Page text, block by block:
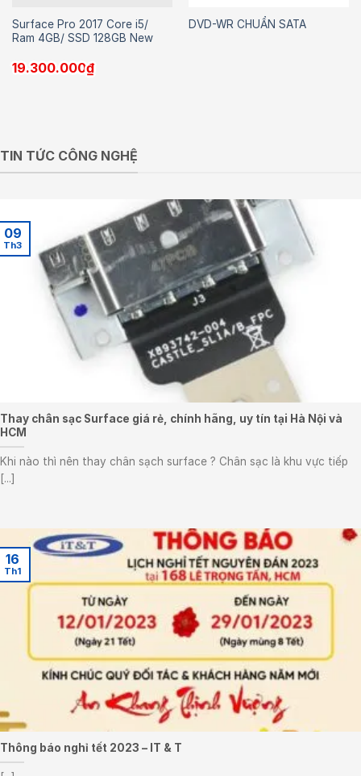
Surface Pro 2017 Core i5/
Ram 4GB/ SSD 128GB New
19.300.000₫
DVD-WR CHUẨN SATA
TIN TỨC CÔNG NGHỆ
Thay chân sạc Surface giá rẻ, chính hãng, uy tín tại Hà Nội và
HCM
Khi nào thì nên thay chân sạch surface ? Chân sạc là khu vực tiếp
[...]
09
Th3
Thông báo nghỉ tết 2023 – IT & T
16
Th1